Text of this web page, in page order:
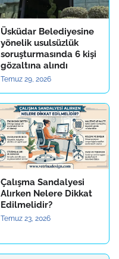
Üsküdar Belediyesine
yönelik usulsüzlük
soruşturmasında 6 kişi
gözaltına alındı
Temuz 29, 2026
Çalışma Sandalyesi
Alırken Nelere Dikkat
Edilmelidir?
Temuz 23, 2026